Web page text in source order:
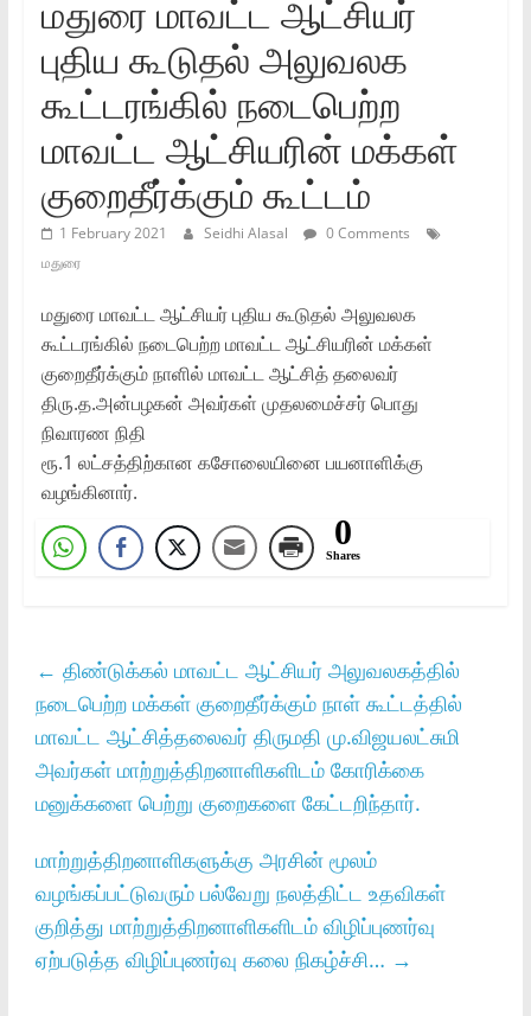
மதுரை மாவட்ட ஆட்சியர்‌
புதிய கூடுதல்‌ அலுவலக
கூட்டரங்கில்‌ நடைபெற்ற
மாவட்ட ஆட்சியரின்‌ மக்கள்‌
குறைதீர்க்கும்‌ கூட்டம்
1 February 2021 Seidhi Alasal
0 Comments
மதுரை
மதுரை மாவட்ட ஆட்சியர்‌ புதிய கூடுதல்‌ அலுவலக
கூட்டரங்கில்‌ நடைபெற்ற மாவட்ட ஆட்சியரின்‌ மக்கள்‌
குறைதீர்க்கும்‌ நாளில்‌ மாவட்ட ஆட்சித் தலைவர்‌
திரு.த.அன்பழகன்‌ அவர்கள்‌ முதலமைச்சர் பொது
நிவாரண நிதி
ரூ.1 லட்சத்திற்கான கசோலையினை பயனாளிக்கு
வழங்கினார்‌.
0
Shares
← திண்டுக்கல்‌ மாவட்ட ஆட்சியர்‌ அலுவலகத்தில்‌
நடைபெற்ற மக்கள்‌ குறைதீர்க்கும்‌ நாள்‌ கூட்டத்தில்‌
மாவட்ட ஆட்சித்தலைவர்‌ திருமதி மு.விஜயலட்சுமி
அவர்கள்‌ மாற்றுத்திறனாளிகளிடம்‌ கோரிக்கை
மனுக்களை பெற்று குறைகளை கேட்டறிந்தார்‌.
மாற்றுத்திறனாளிகளுக்கு அரசின்‌ மூலம்‌
வழங்கப்பட்டுவரும்‌ பல்வேறு நலத்திட்ட உதவிகள்‌
குறித்து மாற்றுத்திறனாளிகளிடம்‌ விழிப்புணர்வு
ஏற்படுத்த விழிப்புணர்வு கலை நிகழ்ச்சி… →